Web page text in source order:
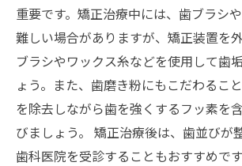
重要です。矯正治療中には、歯ブラシ
難しい場合がありますが、矯正装置を
ブラシやワックス糸などを使用して歯
ょう。また、歯磨き粉にもこだわるこ
を除去しながら歯を強くするフッ素を
びましょう。 矯正治療後は、歯並びが
歯科医院を受診することもおすすめで